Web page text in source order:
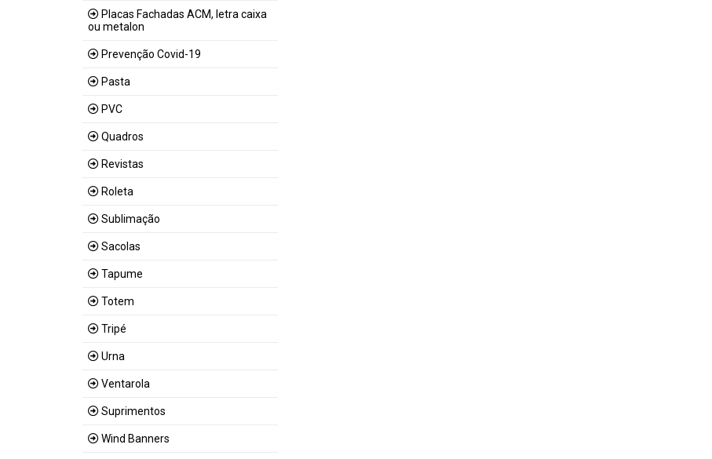
Placas Fachadas ACM, letra caixa
ou metalon
Prevenção Covid-19
Pasta
PVC
Quadros
Revistas
Roleta
Sublimação
Sacolas
Tapume
Totem
Tripé
Urna
Ventarola
Suprimentos
Wind Banners